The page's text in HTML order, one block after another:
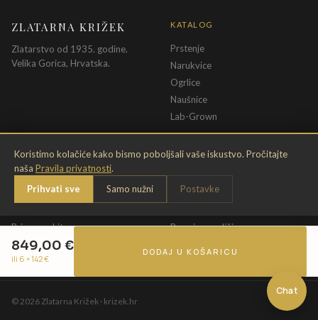
849,00 €
ili 6 ×142€
DODAJ U KOŠARICU
Chat
Koristimo kolačiće kako bismo poboljšali vaše iskustvo. Pročitajte
naša Pravila privatnosti.
Prihvati sve
Samo nužni Postavke
ZLATARNA KRIŽEK
Zlatarstvo od 1935. godine.
Velika Gorica, Hrvatska.
KATALOG
Prstenje
Narukvice
Ogrlice
Naušnice
Lab-Grown
INFORMACIJE
O nama
Kontakt
Briga o nakitu
Jamstvo
PRAVNE ODREDBE
Pravila privatnosti
Opći uvjeti
Promjena veličine
©2026Zlatarna Križek · krizek.hr